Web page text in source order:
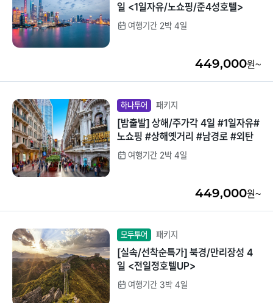
일 <1일자유/노쇼핑/준4성호텔>
여행기간 2박 4일
449,000원~
하나투어 패키지
[밤출발] 상해/주가각 4일 #1일자유#
노쇼핑 #상해옛거리 #남경로 #외탄
여행기간 2박 4일
449,000원~
모두투어 패키지
[실속/선착순특가] 북경/만리장성 4
일 <전일정호텔UP>
여행기간 3박 4일